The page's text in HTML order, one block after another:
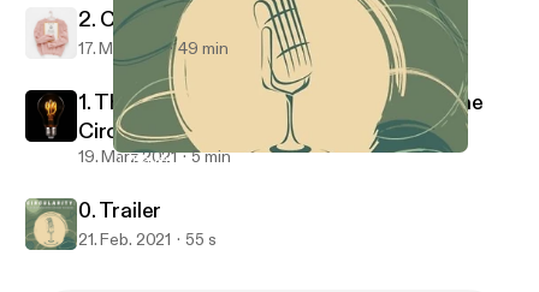
0. Trailer
2. Circularity and the Fashion Industry
17. Mai 2021 49 min
1. The Phoebus Cartel (Introduction to the
Circular Economy)
19. März 2021 5 min
0. Trailer
21. Feb. 2021 55 s